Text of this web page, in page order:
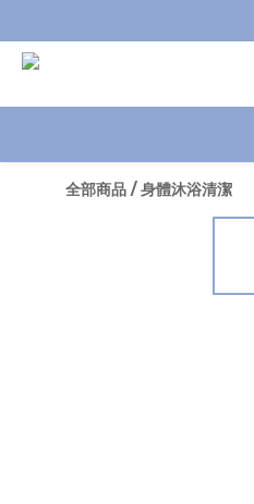
全部商品 /身體沐浴清潔